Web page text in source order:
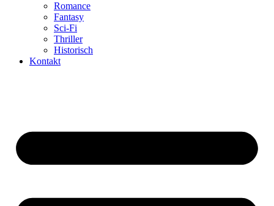
Romance
Fantasy
Sci-Fi
Thriller
Historisch
Kontakt